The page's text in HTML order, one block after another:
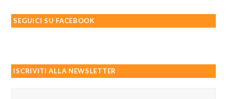
SEGUICI SU FACEBOOK
ISCRIVITI ALLA NEWSLETTER